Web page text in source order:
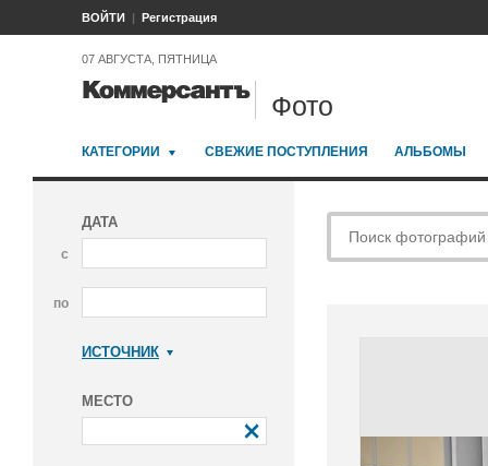
ВОЙТИ Регистрация
07 АВГУСТА, ПЯТНИЦА
Фото
КАТЕГОРИИ СВЕЖИЕ ПОСТУПЛЕНИЯ АЛЬБОМЫ
ДАТА
с
по
ИСТОЧНИК
МЕСТО